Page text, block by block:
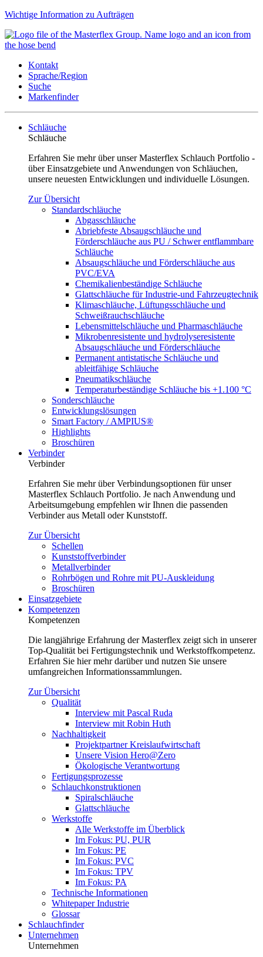
Wichtige Information zu Aufträgen
Kontakt
Sprache/Region
Suche
Markenfinder
Schläuche
Schläuche
Erfahren Sie mehr über unser Masterflex Schlauch Portfolio -
über Einsatzgebiete und Anwendungen von Schläuchen,
unsere neuesten Entwicklungen und individuelle Lösungen.
Zur Übersicht
Standardschläuche
Abgasschläuche
Abriebfeste Absaugschläuche und
Förderschläuche aus PU / Schwer entflammbare
Schläuche
Absaugschläuche und Förderschläuche aus
PVC/EVA
Chemikalienbeständige Schläuche
Glattschläuche für Industrie-und Fahrzeugtechnik
Klimaschläuche, Lüftungsschläuche und
Schweißrauchschläuche
Lebensmittelschläuche und Pharmaschläuche
Mikrobenresistente und hydrolyseresistente
Absaugschläuche und Förderschläuche
Permanent antistatische Schläuche und
ableitfähige Schläuche
Pneumatikschläuche
Temperaturbeständige Schläuche bis +1.100 °C
Sonderschläuche
Entwicklungslösungen
Smart Factory / AMPIUS®
Highlights
Broschüren
Verbinder
Verbinder
Erfahren Sie mehr über Verbindungsoptionen für unser
Masterflex Schlauch Portfolio. Je nach Anwendung und
Arbeitsumgebung empfehlen wir Ihnen die passenden
Verbinder aus Metall oder Kunststoff.
Zur Übersicht
Schellen
Kunststoffverbinder
Metallverbinder
Rohrbögen und Rohre mit PU-Auskleidung
Broschüren
Einsatzgebiete
Kompetenzen
Kompetenzen
Die langjährige Erfahrung der Masterflex zeigt sich in unserer
Top-Qualität bei Fertigungstechnik und Werkstoffkompetenz.
Erfahren Sie hier mehr darüber und nutzen Sie unsere
umfangreichen Informationssammlungen.
Zur Übersicht
Qualität
Interview mit Pascal Ruda
Interview mit Robin Huth
Nachhaltigkeit
Projektpartner Kreislaufwirtschaft
Unsere Vision Hero@Zero
Ökologische Verantwortung
Fertigungsprozesse
Schlauchkonstruktionen
Spiralschläuche
Glattschläuche
Werkstoffe
Alle Werkstoffe im Überblick
Im Fokus: PU, PUR
Im Fokus: PE
Im Fokus: PVC
Im Fokus: TPV
Im Fokus: PA
Technische Informationen
Whitepaper Industrie
Glossar
Schlauchfinder
Unternehmen
Unternehmen